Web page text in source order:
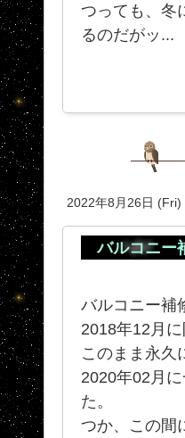
つっても、冬
るのだがッ...
2022年8月26日 (Fri)
バルコニー
バルコニー補
2018年12月
このまま永久
2020年02月
た。
つか、この間